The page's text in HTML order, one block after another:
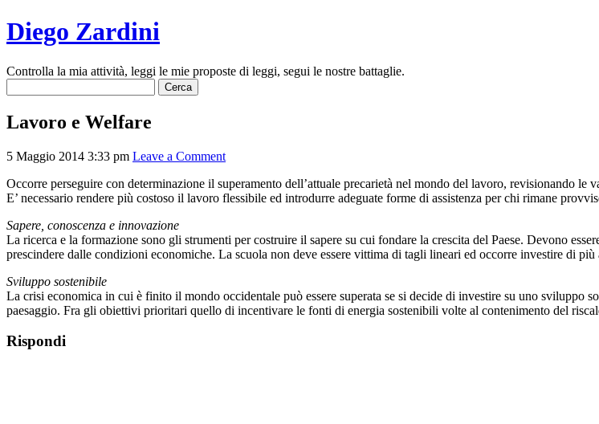
Diego Zardini
Controlla la mia attività, leggi le mie proposte di leggi, segui le nostre battaglie.
per:
Lavoro e Welfare
5 Maggio 2014 3:33 pm Leave a Comment
Occorre perseguire con determinazione il superamento dell’attuale precarietà nel mondo del lavoro, revisionando
E’ necessario rendere più costoso il lavoro flessibile ed introdurre adeguate forme di assistenza per chi rimane
Sapere, conoscenza e innovazione
La ricerca e la formazione sono gli strumenti per costruire il sapere su cui fondare la crescita del Paese. Devono
prescindere dalle condizioni economiche. La scuola non deve essere vittima di tagli lineari ed occorre investire di
Sviluppo sostenibile
La crisi economica in cui è finito il mondo occidentale può essere superata se si decide di investire su uno sviluppo
paesaggio. Fra gli obiettivi prioritari quello di incentivare le fonti di energia sostenibili volte al contenimento del
Rispondi